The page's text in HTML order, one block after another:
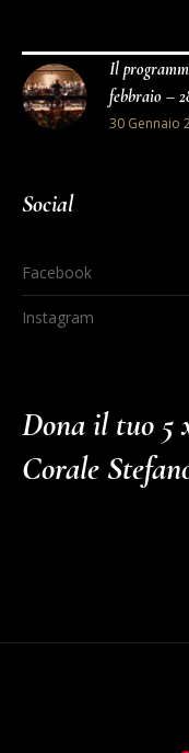
Il
febbraio –
30 Gennaio
Social
Facebook
Instagram
Dona il tuo 5
Corale